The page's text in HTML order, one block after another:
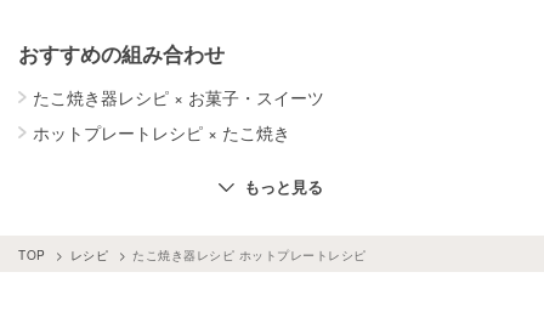
おすすめの組み合わせ
たこ焼き器レシピ × お菓子・スイーツ
ホットプレートレシピ × たこ焼き
肉料理
もっと見る
TOP レシピ たこ焼き器レシピ ホットプレートレシピ